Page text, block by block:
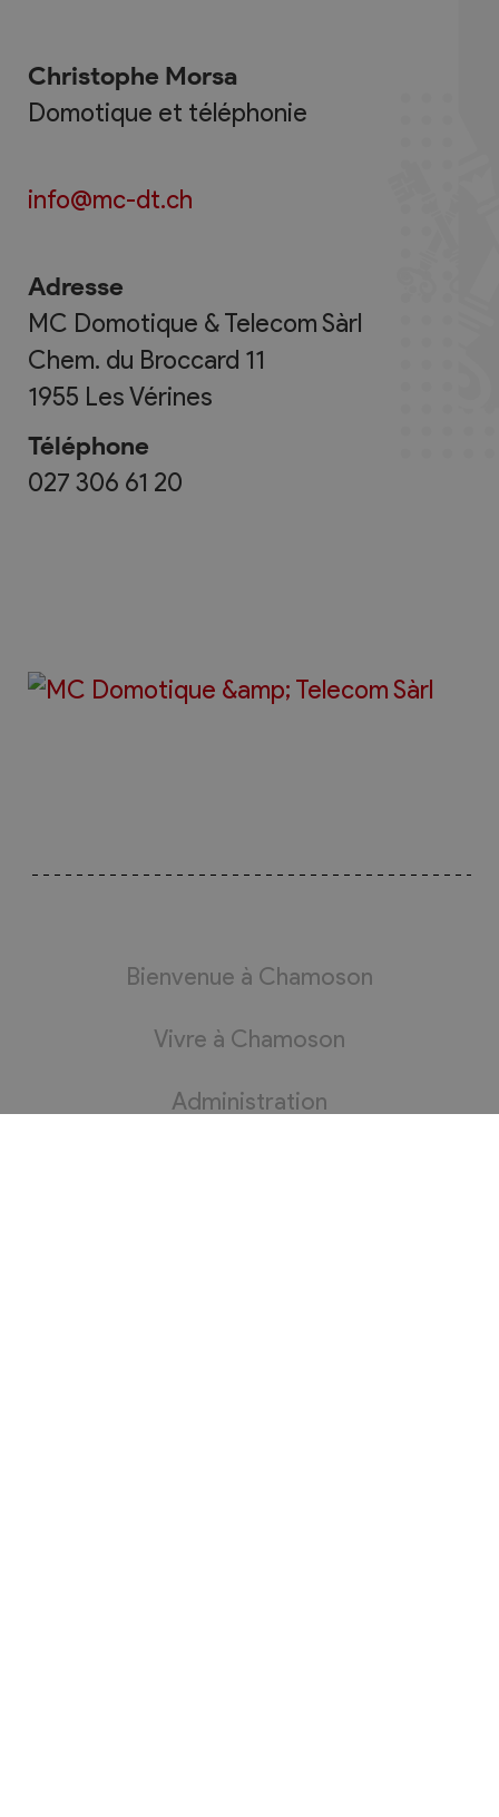
Christophe Morsa
Domotique et téléphonie
info@mc-dt.ch
Adresse
MC Domotique & Telecom Sàrl
Chem. du Broccard 11
1955 Les Vérines
Téléphone
027 306 61 20
Bienvenue à Chamoson
Vivre à Chamoson
Administration